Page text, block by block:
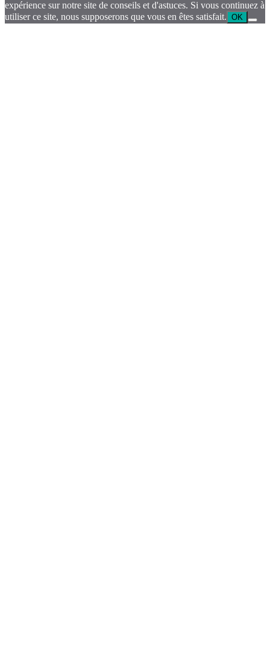
expérience sur notre site de conseils et d'astuces. Si vous continuez à
utiliser ce site, nous supposerons que vous en êtes satisfait. OK